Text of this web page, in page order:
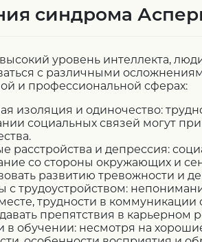
синдрома
уровень интеллекта,
с различными
и профессиональной сферах:
изоляция и одиночество:
социальных связей могут
расстройства и депрессия:
со стороны окружающих и
развитию тревожности и
с трудоустройством:
трудности в коммуникации
препятствия в карьерном
в обучении: несмотря на